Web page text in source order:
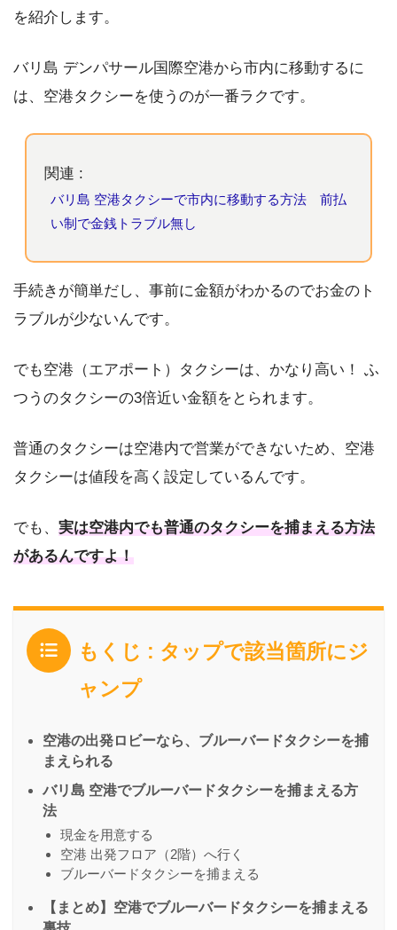
を紹介します。
バリ島 デンパサール国際空港から市内に移動するに
は、空港タクシーを使うのが一番ラクです。
関連 :
バリ島 空港タクシーで市内に移動する方法 前払
い制で金銭トラブル無し
手続きが簡単だし、事前に金額がわかるのでお金のト
ラブルが少ないんです。
でも空港（エアポート）タクシーは、かなり高い！ ふ
つうのタクシーの3倍近い金額をとられます。
普通のタクシーは空港内で営業ができないため、空港
タクシーは値段を高く設定しているんです。
でも、 実は空港内でも普通のタクシーを捕まえる方法
があるんですよ！
もくじ : タップで該当箇所にジ
ャンプ
空港の出発ロビーなら、ブルーバードタクシーを捕
まえられる
バリ島 空港でブルーバードタクシーを捕まえる方
法
現金を用意する
空港 出発フロア（2階）へ行く
ブルーバードタクシーを捕まえる
【まとめ】空港でブルーバードタクシーを捕まえる